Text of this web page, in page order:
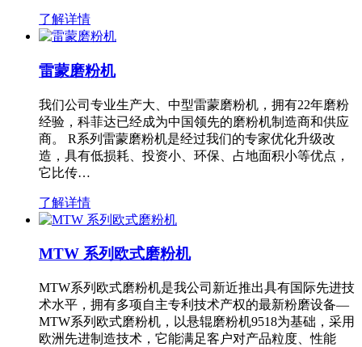
了解详情
雷蒙磨粉机
我们公司专业生产大、中型雷蒙磨粉机，拥有22年磨粉
经验，科菲达已经成为中国领先的磨粉机制造商和供应
商。 R系列雷蒙磨粉机是经过我们的专家优化升级改
造，具有低损耗、投资小、环保、占地面积小等优点，
它比传…
了解详情
MTW 系列欧式磨粉机
MTW系列欧式磨粉机是我公司新近推出具有国际先进技
术水平，拥有多项自主专利技术产权的最新粉磨设备—
MTW系列欧式磨粉机，以悬辊磨粉机9518为基础，采用
欧洲先进制造技术，它能满足客户对产品粒度、性能